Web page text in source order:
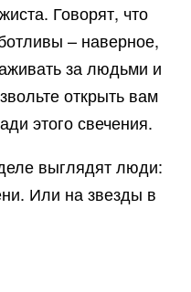
Говорят, что
– наверное,
за людьми и
открыть вам
этого свечения.
выглядят люди:
Или на звезды в